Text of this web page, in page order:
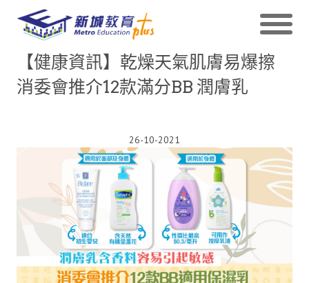
【健康資訊】乾燥天氣肌膚易爆擦
消委會推介12款滿分BB 潤膚乳
26-10-2021